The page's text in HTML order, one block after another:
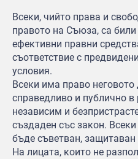
Всеки, чийто права и
правото на Съюза, са
ефективни правни
съответствие с
условия.
Всеки има право
справедливо и публично в
независим и
създаден със закон.
бъде съветван,
На лицата, които не